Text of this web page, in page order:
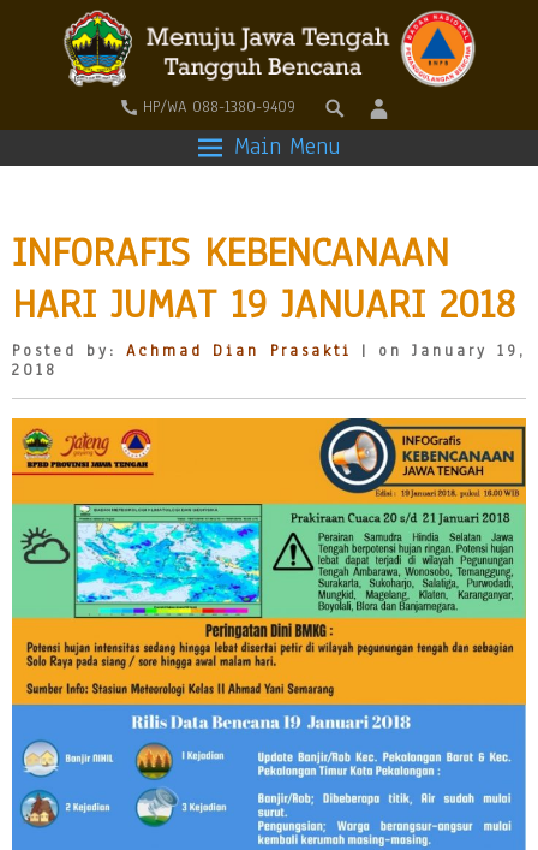
HP/WA 088-1380-9409
Main Menu
INFORAFIS KEBENCANAAN
HARI JUMAT 19 JANUARI 2018
Posted by:Achmad Dian Prasakti
| on January 19,
2018